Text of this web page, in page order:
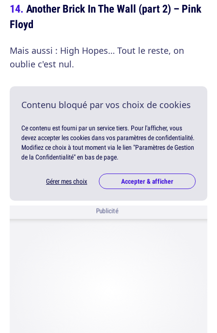
Another Brick In The Wall (part 2) – Pink
Floyd
Mais aussi : High Hopes… Tout le reste, on
oublie c'est nul.
Contenu bloqué par vos choix de cookies
Ce contenu est fourni par un service tiers. Pour l'afficher, vous
devez accepter les cookies dans vos paramètres de confidentialité.
Modifiez ce choix à tout moment via le lien "Paramètres de Gestion
de la Confidentialité" en bas de page.
Gérer mes choix Accepter & afficher
Publicité